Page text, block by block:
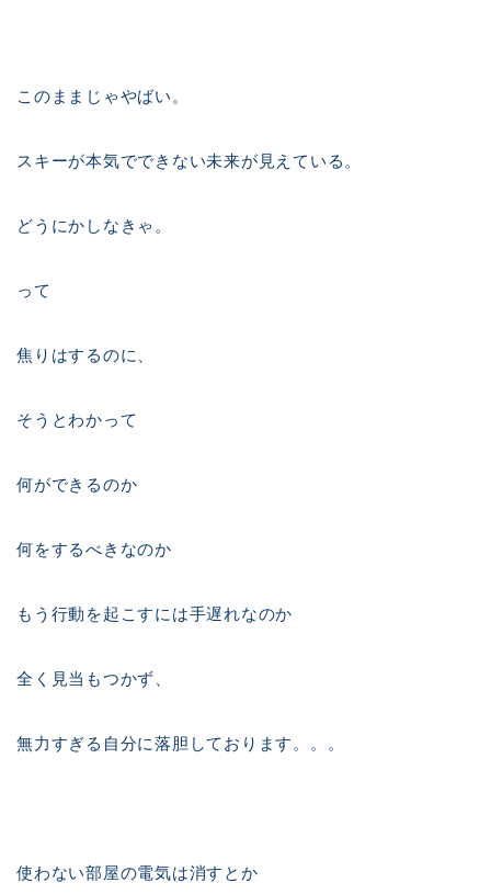
このままじゃやばい。
スキーが本気でできない未来が見えている。
どうにかしなきゃ。
って
焦りはするのに、
そうとわかって
何ができるのか
何をするべきなのか
もう行動を起こすには手遅れなのか
全く見当もつかず、
無力すぎる自分に落胆しております。。。
使わない部屋の電気は消すとか